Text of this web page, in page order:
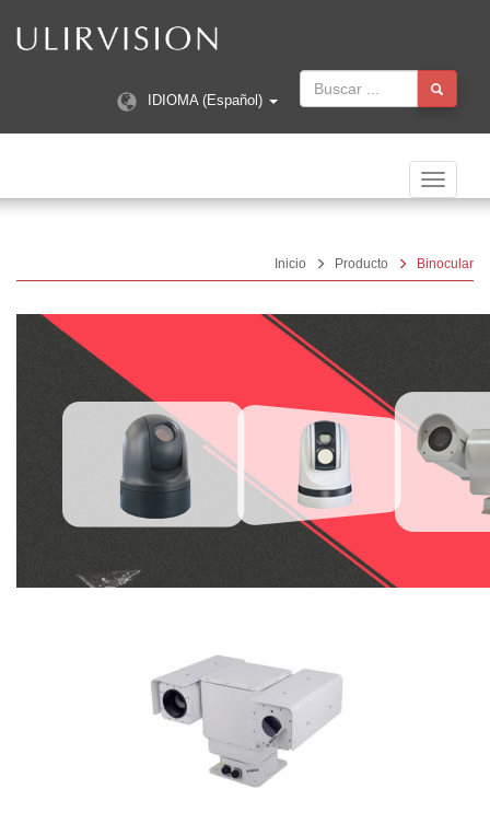
IDIOMA (Español)
Toggle
Inicio Producto Binocular